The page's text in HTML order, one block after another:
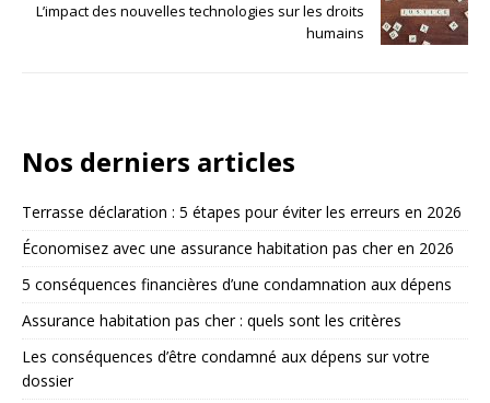
L’impact des nouvelles technologies sur les droits
humains
Nos derniers articles
Terrasse déclaration : 5 étapes pour éviter les erreurs en 2026
Économisez avec une assurance habitation pas cher en 2026
5 conséquences financières d’une condamnation aux dépens
Assurance habitation pas cher : quels sont les critères
Les conséquences d’être condamné aux dépens sur votre
dossier